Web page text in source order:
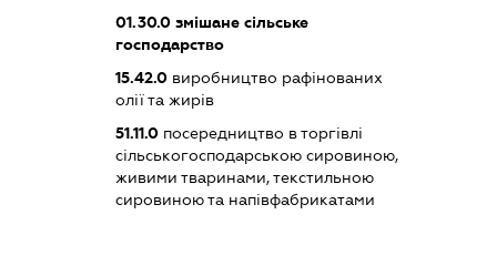
01.30.0змішане сільське
господарство
15.42.0виробництво рафінованих
олії та жирів
51.11.0посередництво в торгівлі
сільськогосподарською сировиною,
живими тваринами, текстильною
сировиною та напівфабрикатами